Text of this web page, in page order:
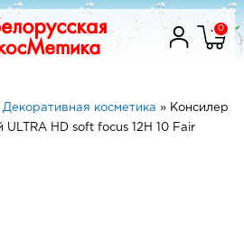
0
Декоративная косметика » Консилер
HD soft focus 12H 10 Fair